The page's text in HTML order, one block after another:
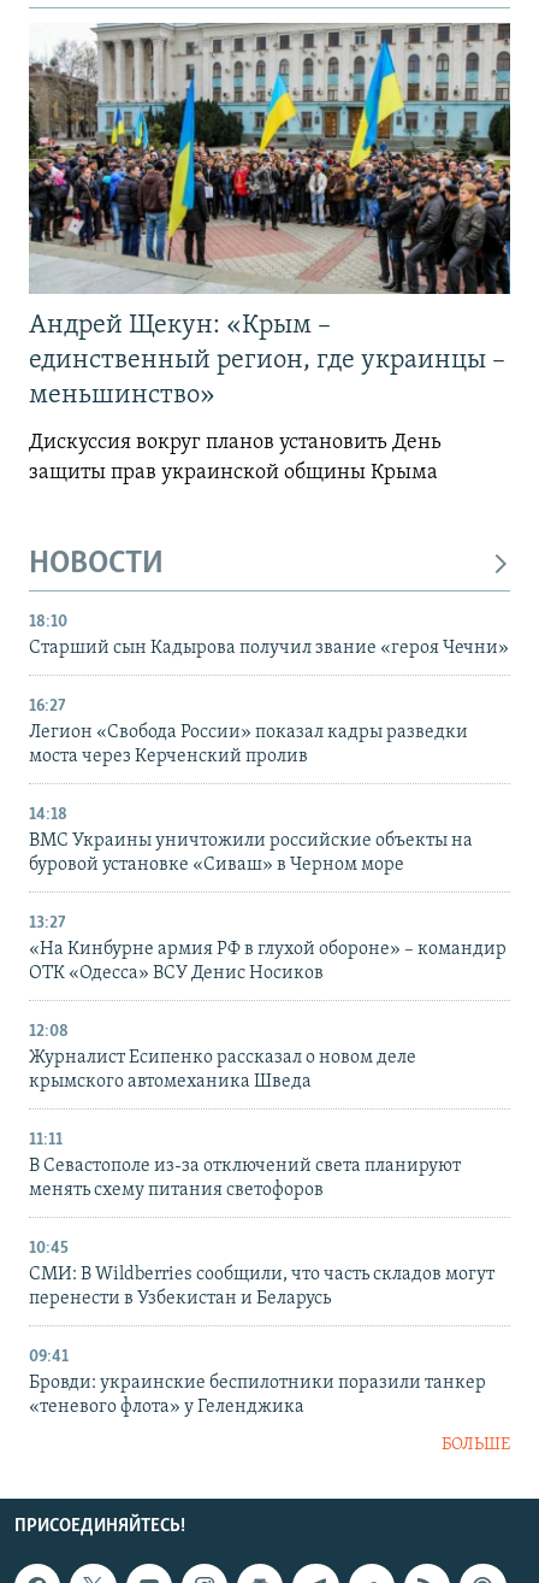
Андрей Щекун: «Крым –
единственный регион, где украинцы –
меньшинство»
Дискуссия вокруг планов установить День
защиты прав украинской общины Крыма
НОВОСТИ
18:10
Старший сын Кадырова получил звание «героя Чечни»
16:27
Легион «Свобода России» показал кадры разведки
моста через Керченский пролив
14:18
ВМС Украины уничтожили российские объекты на
буровой установке «Сиваш» в Черном море
13:27
«На Кинбурне армия РФ в глухой обороне» – командир
ОТК «Одесса» ВСУ Денис Носиков
12:08
Журналист Есипенко рассказал о новом деле
крымского автомеханика Шведа
11:11
В Севастополе из-за отключений света планируют
менять схему питания светофоров
10:45
СМИ: В Wildberries сообщили, что часть складов могут
перенести в Узбекистан и Беларусь
09:41
Бровди: украинские беспилотники поразили танкер
«теневого флота» у Геленджика
БОЛЬШЕ
ПРИСОЕДИНЯЙТЕСЬ!